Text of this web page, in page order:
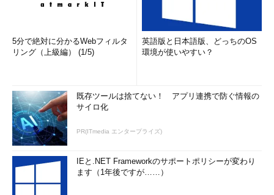
5分で絶対に分かるWebフィルタ
リング（上級編） (1/5)
英語版と日本語版、どっちのOS
環境が使いやすい？
既存ツールは捨てない！ アプリ連携で防ぐ情報の
サイロ化
PR(ITmedia エンタープライズ)
IEと.NET Frameworkのサポートポリシーが変わり
ます（1年後ですが……）